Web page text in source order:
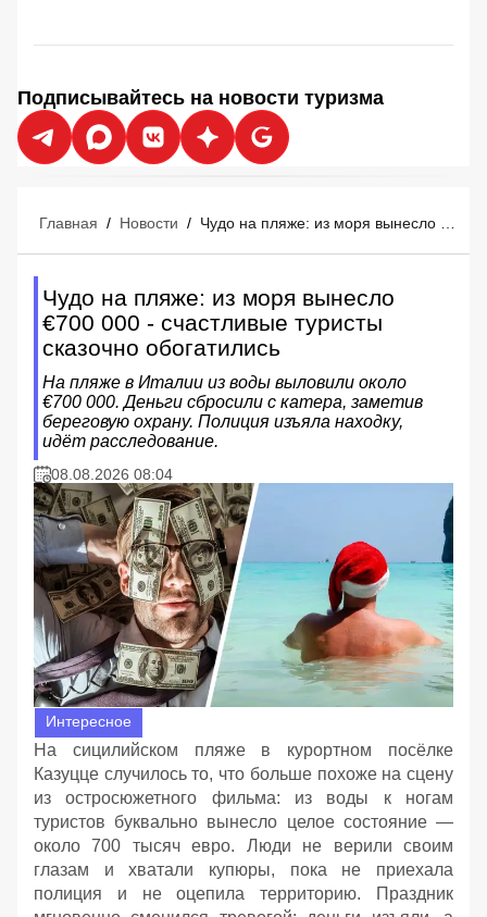
Подписывайтесь на новости туризма
Главная / Новости /
Чудо на пляже: из моря вынесло
€700 000 - счастливые туристы
сказочно обогатились
На пляже в Италии из воды выловили около
€700 000. Деньги сбросили с катера, заметив
береговую охрану. Полиция изъяла находку,
идёт расследование.
08.08.2026 08:04
Интересное
На сицилийском пляже в курортном посёлке
Казуцце случилось то, что больше похоже на сцену
из остросюжетного фильма: из воды к ногам
туристов буквально вынесло целое состояние —
около 700 тысяч евро. Люди не верили своим
глазам и хватали купюры, пока не приехала
полиция и не оцепила территорию. Праздник